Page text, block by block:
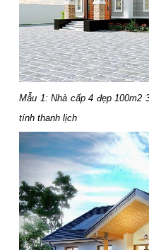
Mẫu 1: Nhà cấp 4 đẹp 100m2
tính thanh lịch